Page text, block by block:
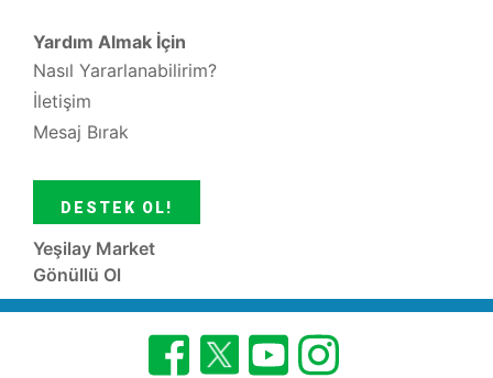
Yardım Almak İçin
Nasıl Yararlanabilirim?
İletişim
Mesaj Bırak
DESTEK OL!
Yeşilay Market
Gönüllü Ol